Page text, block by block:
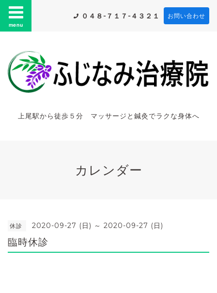
menu
０４８-７１７-４３２１ お問い合わせ
上尾駅から徒歩５分 マッサージと鍼灸でラクな身体へ
カレンダー
休診 2020-09-27 (日) ～ 2020-09-27 (日)
臨時休診